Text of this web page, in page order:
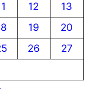
12
13
19
20
26
27